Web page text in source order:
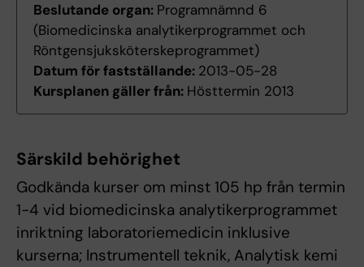
Beslutande organ: Programnämnd 6
(Biomedicinska analytikerprogrammet och
Röntgensjuksköterskeprogrammet)
Datum för fastställande: 2013-05-28
Kursplanen gäller från: Hösttermin 2013
Särskild behörighet
Godkända kurser om minst 105 hp från termin
1-4 vid biomedicinska analytikerprogrammet
inriktning laboratoriemedicin inklusive
kurserna; Instrumentell teknik, Analytisk kemi